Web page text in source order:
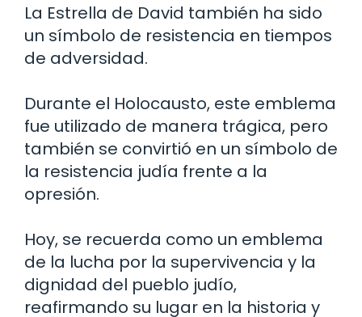
La Estrella de David también ha sido
un símbolo de resistencia en tiempos
de adversidad.
Durante el Holocausto, este emblema
fue utilizado de manera trágica, pero
también se convirtió en un símbolo de
la resistencia judía frente a la
opresión.
Hoy, se recuerda como un emblema
de la lucha por la supervivencia y la
dignidad del pueblo judío,
reafirmando su lugar en la historia y